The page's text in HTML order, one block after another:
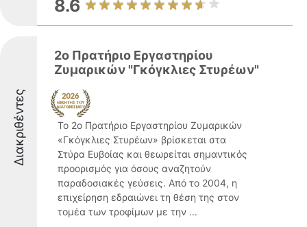
8.6
Διακριθέντες
2ο Πρατήριο Εργαστηρίου
Ζυμαρικών "Γκόγκλιες Στυρέων"
Το 2ο Πρατήριο Εργαστηρίου Ζυμαρικών
«Γκόγκλιες Στυρέων» βρίσκεται στα
Στύρα Ευβοίας και θεωρείται σημαντικός
προορισμός για όσους αναζητούν
παραδοσιακές γεύσεις. Από το 2004, η
επιχείρηση εδραιώνει τη θέση της στον
τομέα των τροφίμων με την ...